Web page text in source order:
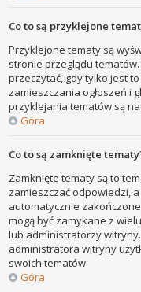
Co to są przyklejone
Przyklejone tematy są
stronie przeglądu
przeczytać, gdy tylko jest
zamieszczania ogłoszeń i
przyklejania tematów są
Góra
Co to są zamknięte
Zamknięte tematy są to
zamieszczać odpowiedzi,
automatycznie
mogą być zamykane z
lub administratorzy
administratora witryny
swoich tematów.
Góra